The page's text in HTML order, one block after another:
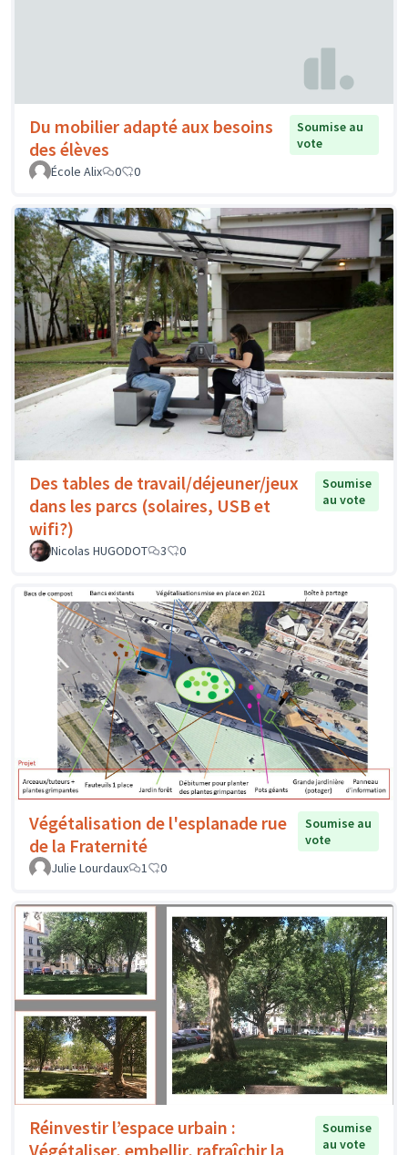
Du mobilier adapté aux besoins
des élèves
Soumise au
vote
École Alix
0 0
Des tables de travail/déjeuner/jeux
dans les parcs (solaires, USB et
wifi?)
Soumise
au vote
Nicolas HUGODOT 3 0
Végétalisation de l'esplanade rue
de la Fraternité
Soumise au
vote
Julie Lourdaux
1 0
Réinvestir l’espace urbain :
Végétaliser, embellir, rafraîchir la
Soumise
au vote